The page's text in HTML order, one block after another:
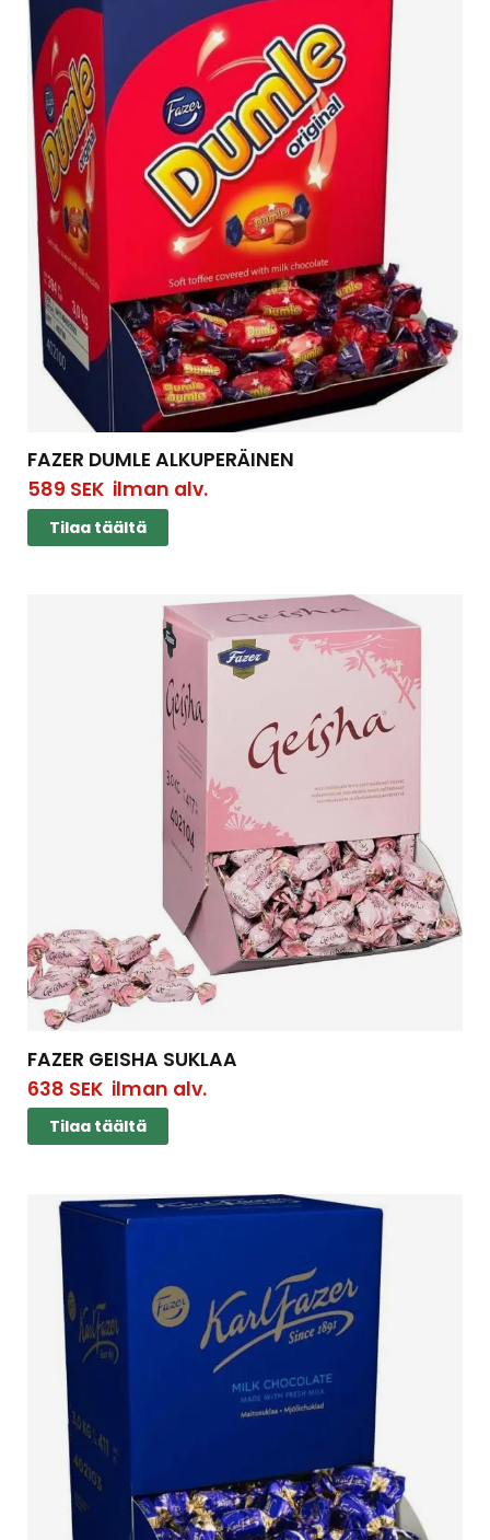
FAZER DUMLE ALKUPERÄINEN
589 SEKilman alv.
Tilaa täältä
FAZER GEISHA SUKLAA
638 SEKilman alv.
Tilaa täältä